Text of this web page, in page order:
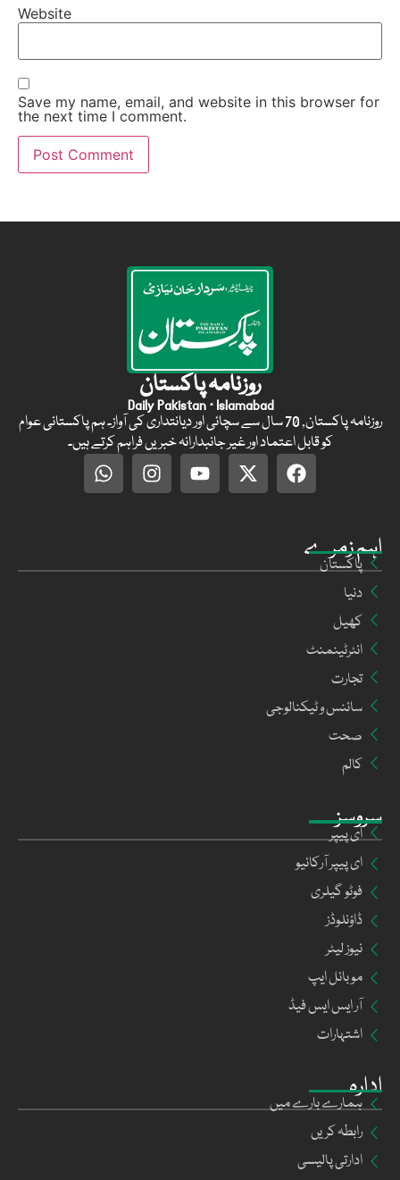
Website
Save my name, email, and website in this browser for
the next time I comment.
ادارہ
ہمارے بارے میں
رابطہ کریں
ادارتی پالیسی
سروسز
ای پیپر
ای پیپر آرکائیو
فوٹو گیلری
ڈاؤنلوڈز
نیوز لیٹر
موبائل ایپ
آر ایس ایس فیڈ
اشتہارات
اہم زمرے
پاکستان
دنیا
کھیل
انٹرٹینمنٹ
تجارت
سائنس و ٹیکنالوجی
صحت
کالم
روزنامہ پاکستان
Daily Pakistan · Islamabad
روزنامہ پاکستان, 70 سال سے سچائی اور دیانتداری کی آواز۔ ہم پاکستانی عوام
کو قابل اعتماد اور غیر جانبدارانہ خبریں فراہم کرتے ہیں۔